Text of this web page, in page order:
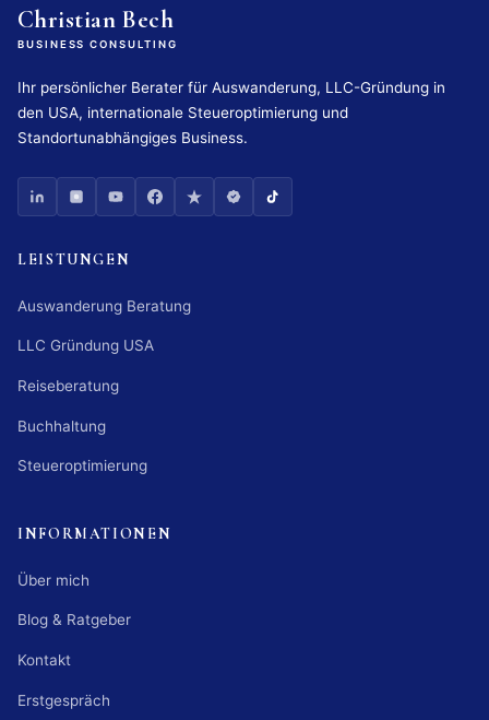
Christian Bech
BUSINESS CONSULTING
Ihr persönlicher Berater für Auswanderung, LLC-Gründung in
den USA, internationale Steueroptimierung und
Standortunabhängiges Business.
LEISTUNGEN
Auswanderung Beratung
LLC Gründung USA
Reiseberatung
Buchhaltung
Steueroptimierung
INFORMATIONEN
Über mich
Blog & Ratgeber
Kontakt
Erstgespräch